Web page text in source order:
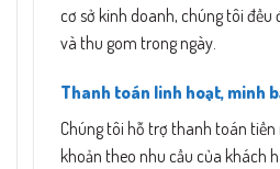
cơ sở kinh doanh, chúng tôi đều
và thu gom trong ngày.
Thanh toán linh hoạt, minh
Chúng tôi hỗ trợ thanh toán
khoản theo nhu cầu của khách